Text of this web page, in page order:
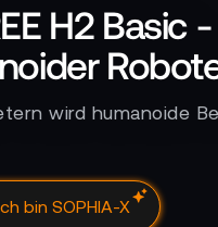
H2 Basic -
wird humanoide
bin SOPHIA-X